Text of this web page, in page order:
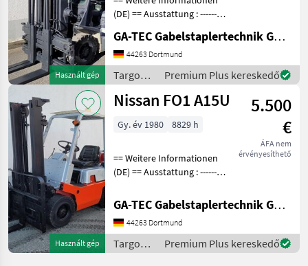
Használt gép
(DE) == Ausstattung : ----------
4. Ventil - Frontscheibe -
Dachabdeckung -
Vollfreihub -
Arbeitsscheinwerf
GA-TEC Gabelstaplertechnik GmbH
44263 Dortmund
Targoncák
és
raktártechnika
Premium Plus kereskedő
Használt gép
Nissan FO1 A15U
5.500
€
ÁFA nem
érvényesíthető
Gy. év 1980 8829 h
== Weitere Informationen
(DE) == Ausstattung : ----------
Anbaugeräte : ------------- -
Seitenschieber -
Lastschutzgitter Baujahr un
GA-TEC Gabelstaplertechnik GmbH
44263 Dortmund
Targoncák
és
Premium Plus kereskedő